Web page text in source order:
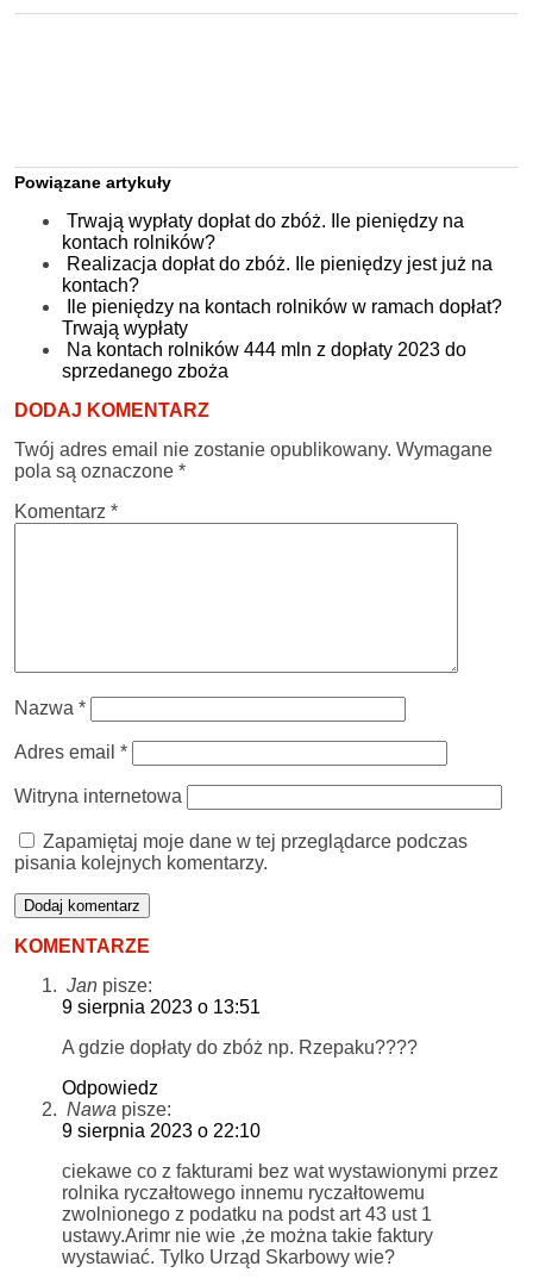
Powiązane artykuły
Trwają wypłaty dopłat do zbóż. Ile pieniędzy na
kontach rolników?
Realizacja dopłat do zbóż. Ile pieniędzy jest już na
kontach?
Ile pieniędzy na kontach rolników w ramach dopłat?
Trwają wypłaty
Na kontach rolników 444 mln z dopłaty 2023 do
sprzedanego zboża
DODAJ KOMENTARZ
Twój adres email nie zostanie opublikowany. Wymagane
pola są oznaczone *
Komentarz *
Nazwa *
Adres email *
Witryna internetowa
Zapamiętaj moje dane w tej przeglądarce podczas
pisania kolejnych komentarzy.
KOMENTARZE
Jan pisze:
9 sierpnia 2023 o 13:51
A gdzie dopłaty do zbóż np. Rzepaku????
Odpowiedz
Nawa pisze:
9 sierpnia 2023 o 22:10
ciekawe co z fakturami bez wat wystawionymi przez
rolnika ryczałtowego innemu ryczałtowemu
zwolnionego z podatku na podst art 43 ust 1
ustawy.Arimr nie wie ,że można takie faktury
wystawiać. Tylko Urząd Skarbowy wie?